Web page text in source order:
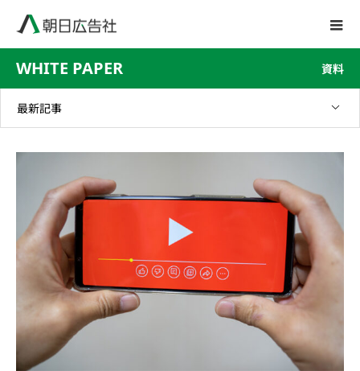
WHITE PAPER 資料
最新記事